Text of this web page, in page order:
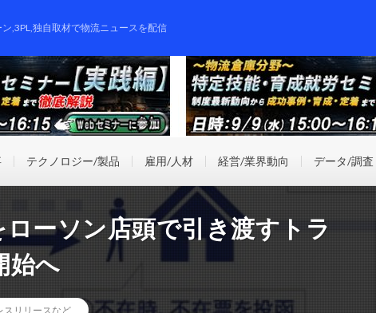
,3PL,独自取材で物流ニュースを配信
テクノロジー/製品 雇用/人材 経営/業界動向 データ/調査
ーソン店頭で引き渡すトラ
始へ
スリリースなど